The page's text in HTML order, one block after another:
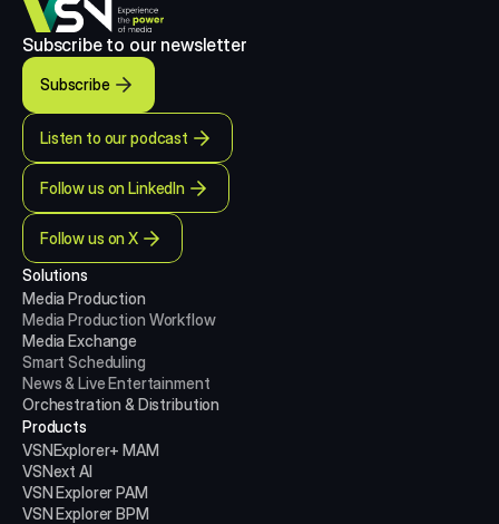
Subscribe to our newsletter
Subscribe
Listen to our podcast
Follow us on LinkedIn
Follow us on X
Solutions
Media Production
Media Production Workflow
Media Exchange
Smart Scheduling
News & Live Entertainment
Orchestration & Distribution
Products
VSNExplorer+ MAM
VSNext AI
VSN Explorer PAM
VSN Explorer BPM